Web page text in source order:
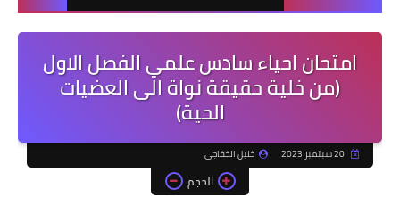
امتحان احياء سادس علمي الفصل الاول
(من خلية حقيقة نواة الى العضيات
الحية)
20 سبتمبر 2023 خليل الخفاجي
الحجم